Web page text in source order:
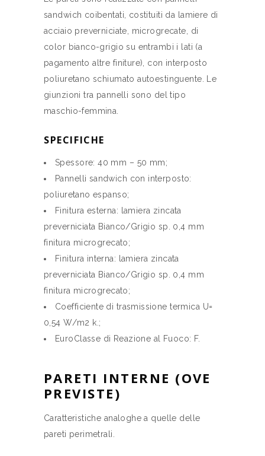
sandwich coibentati, costituiti da lamiere di
acciaio preverniciate, microgrecate, di
color bianco-grigio su entrambi i lati (a
pagamento altre finiture), con interposto
poliuretano schiumato autoestinguente. Le
giunzioni tra pannelli sono del tipo
maschio-femmina.
SPECIFICHE
Spessore: 40 mm – 50 mm;
Pannelli sandwich con interposto:
poliuretano espanso;
Finitura esterna: lamiera zincata
preverniciata Bianco/Grigio sp. 0,4 mm
finitura microgrecato;
Finitura interna: lamiera zincata
preverniciata Bianco/Grigio sp. 0,4 mm
finitura microgrecato;
Coefficiente di trasmissione termica U=
0,54 W/m2 k.;
EuroClasse di Reazione al Fuoco: F.
PARETI INTERNE (OVE
PREVISTE)
Caratteristiche analoghe a quelle delle
pareti perimetrali.